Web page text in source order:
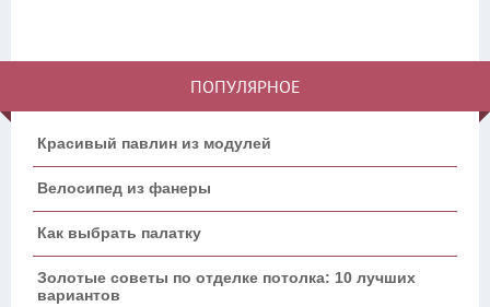
ПОПУЛЯРНОЕ
Красивый павлин из модулей
Велосипед из фанеры
Как выбрать палатку
Золотые советы по отделке потолка: 10 лучших
вариантов